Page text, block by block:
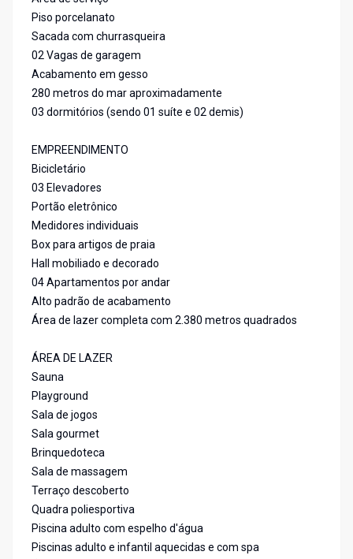
Piso porcelanato
Sacada com churrasqueira
02 Vagas de garagem
Acabamento em gesso
280 metros do mar aproximadamente
03 dormitórios (sendo 01 suíte e 02 demis)
EMPREENDIMENTO
Bicicletário
03 Elevadores
Portão eletrônico
Medidores individuais
Box para artigos de praia
Hall mobiliado e decorado
04 Apartamentos por andar
Alto padrão de acabamento
Área de lazer completa com 2.380 metros quadrados
ÁREA DE LAZER
Sauna
Playground
Sala de jogos
Sala gourmet
Brinquedoteca
Sala de massagem
Terraço descoberto
Quadra poliesportiva
Piscina adulto com espelho d'água
Piscinas adulto e infantil aquecidas e com spa